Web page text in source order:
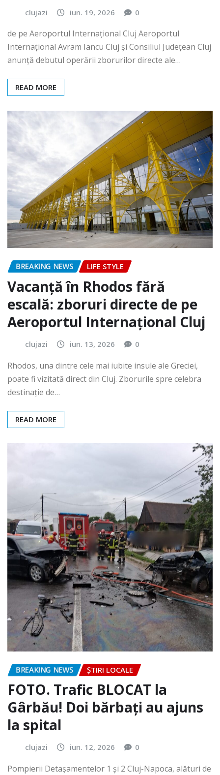
clujazi iun. 19, 2026 0
de pe Aeroportul Internaţional Cluj Aeroportul
Internațional Avram Iancu Cluj și Consiliul Județean Cluj
anunță debutul operării zborurilor directe ale…
READ MORE
BREAKING NEWS LIFE STYLE
Vacanță în Rhodos fără
escală: zboruri directe de pe
Aeroportul Internațional Cluj
clujazi iun. 13, 2026 0
Rhodos, una dintre cele mai iubite insule ale Greciei,
poate fi vizitată direct din Cluj. Zborurile spre celebra
destinație de…
READ MORE
BREAKING NEWS ȘTIRI LOCALE
FOTO. Trafic BLOCAT la
Gârbău! Doi bărbați au ajuns
la spital
clujazi iun. 12, 2026 0
Pompierii Detașamentelor 1 și 2 Cluj-Napoca, alături de